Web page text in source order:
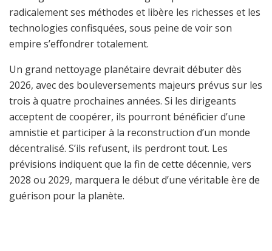
radicalement ses méthodes et libère les richesses et les
technologies confisquées, sous peine de voir son
empire s’effondrer totalement.
Un grand nettoyage planétaire devrait débuter dès
2026, avec des bouleversements majeurs prévus sur les
trois à quatre prochaines années. Si les dirigeants
acceptent de coopérer, ils pourront bénéficier d’une
amnistie et participer à la reconstruction d’un monde
décentralisé. S’ils refusent, ils perdront tout. Les
prévisions indiquent que la fin de cette décennie, vers
2028 ou 2029, marquera le début d’une véritable ère de
guérison pour la planète.